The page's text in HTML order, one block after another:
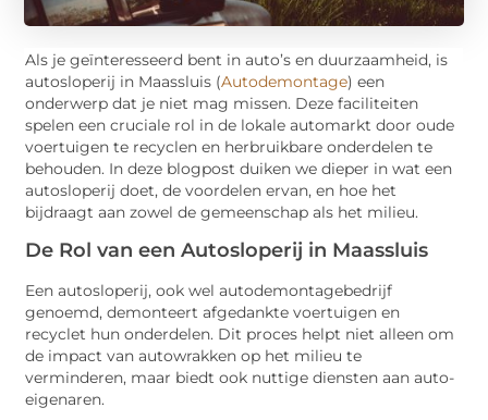
Als je geïnteresseerd bent in auto’s en duurzaamheid, is
autosloperij in Maassluis (Autodemontage) een
onderwerp dat je niet mag missen. Deze faciliteiten
spelen een cruciale rol in de lokale automarkt door oude
voertuigen te recyclen en herbruikbare onderdelen te
behouden. In deze blogpost duiken we dieper in wat een
autosloperij doet, de voordelen ervan, en hoe het
bijdraagt aan zowel de gemeenschap als het milieu.
De Rol van een Autosloperij in Maassluis
Een autosloperij, ook wel autodemontagebedrijf
genoemd, demonteert afgedankte voertuigen en
recyclet hun onderdelen. Dit proces helpt niet alleen om
de impact van autowrakken op het milieu te
verminderen, maar biedt ook nuttige diensten aan auto-
eigenaren.